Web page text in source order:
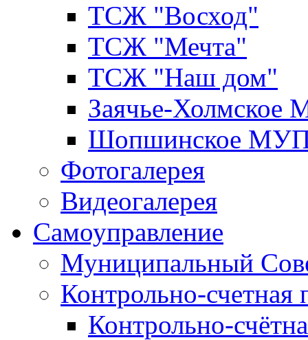
ТСЖ "Восход"
ТСЖ "Мечта"
ТСЖ "Наш дом"
Заячье-
Шопшинское
Фотогалерея
Видеогалерея
Самоуправление
Муниципальный
Контрольно-счетная
Контрольно-